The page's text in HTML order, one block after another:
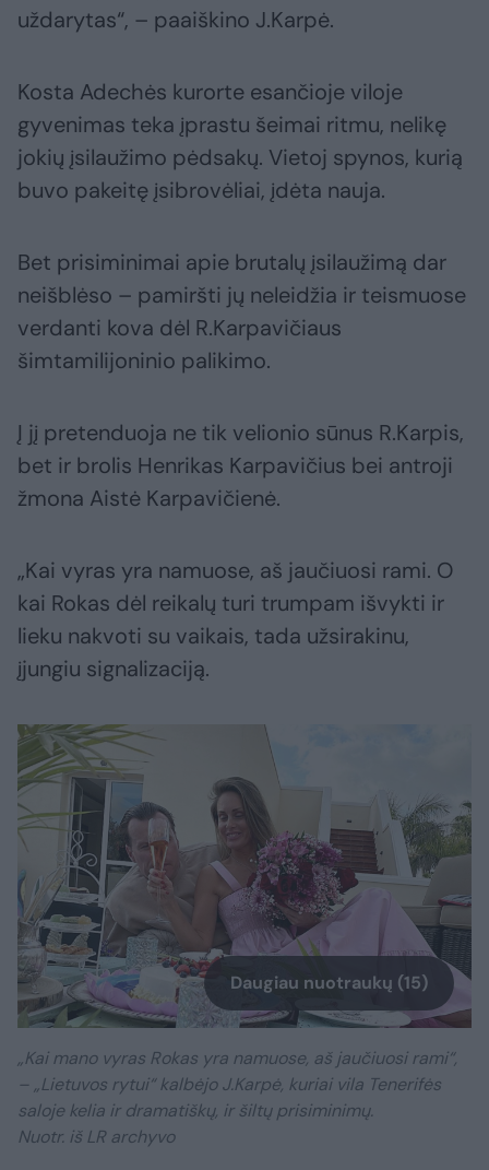
uždarytas“, – paaiškino J.Karpė.
Kosta Adechės kurorte esančioje viloje
gyvenimas teka įprastu šeimai ritmu, nelikę
jokių įsilaužimo pėdsakų. Vietoj spynos, kurią
buvo pakeitę įsibrovėliai, įdėta nauja.
Bet prisiminimai apie brutalų įsilaužimą dar
neišblėso – pamiršti jų neleidžia ir teismuose
verdanti kova dėl R.Karpavičiaus
šimtamilijoninio palikimo.
Į jį pretenduoja ne tik velionio sūnus R.Karpis,
bet ir brolis Henrikas Karpavičius bei antroji
žmona Aistė Karpavičienė.
„Kai vyras yra namuose, aš jaučiuosi rami. O
kai Rokas dėl reikalų turi trumpam išvykti ir
lieku nakvoti su vaikais, tada užsirakinu,
įjungiu signalizaciją.
Daugiau nuotraukų (15)
„Kai mano vyras Rokas yra namuose, aš jaučiuosi rami“,
– „Lietuvos rytui“ kalbėjo J.Karpė, kuriai vila Tenerifės
saloje kelia ir dramatiškų, ir šiltų prisiminimų.
Nuotr. iš LR archyvo